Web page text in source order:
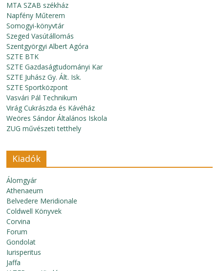
MTA SZAB székház
Napfény Műterem
Somogyi-könyvtár
Szeged Vasútállomás
Szentgyörgyi Albert Agóra
SZTE BTK
SZTE Gazdaságtudományi Kar
SZTE Juhász Gy. Ált. Isk.
SZTE Sportközpont
Vasvári Pál Technikum
Virág Cukrászda és Kávéház
Weöres Sándor Általános Iskola
ZUG művészeti tetthely
Kiadók
Álomgyár
Athenaeum
Belvedere Meridionale
Coldwell Könyvek
Corvina
Forum
Gondolat
Iurisperitus
Jaffa